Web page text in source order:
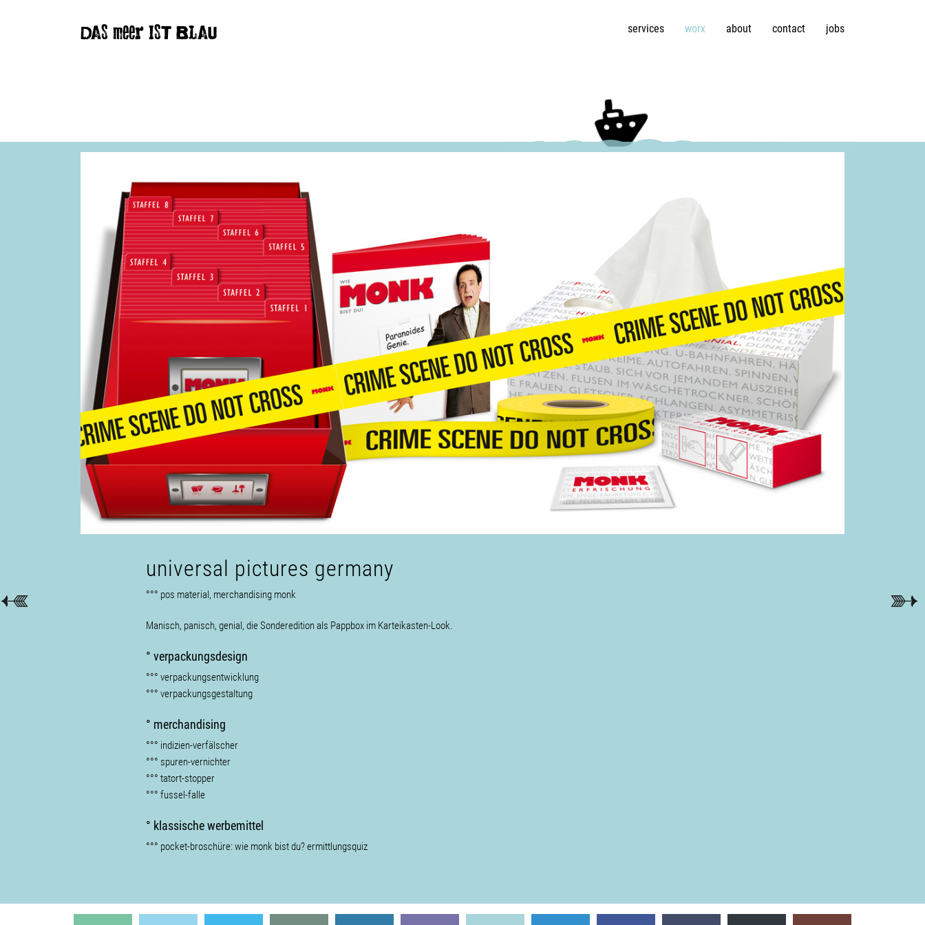
DAS meer IST BLAU services worx about contact jobs
universal pictures germany
°°° pos material, merchandising monk
Manisch, panisch, genial, die Sonderedition als Pappbox im Karteikasten-Look.
° verpackungsdesign
°°° verpackungsentwicklung
°°° verpackungsgestaltung
° merchandising
°°° indizien-verfälscher
°°° spuren-vernichter
°°° tatort-stopper
°°° fussel-falle
° klassische werbemittel
°°° pocket-broschüre: wie monk bist du? ermittlungsquiz